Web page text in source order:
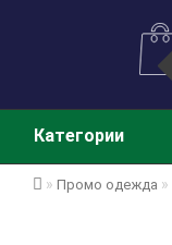
Категории
Промо одежда